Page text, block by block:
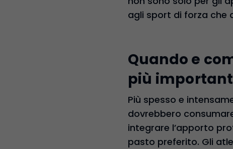
agli sport di forza che
Quando e
più
Più spesso e
dovrebbero
integrare l’apporto
pasto preferito. Gli